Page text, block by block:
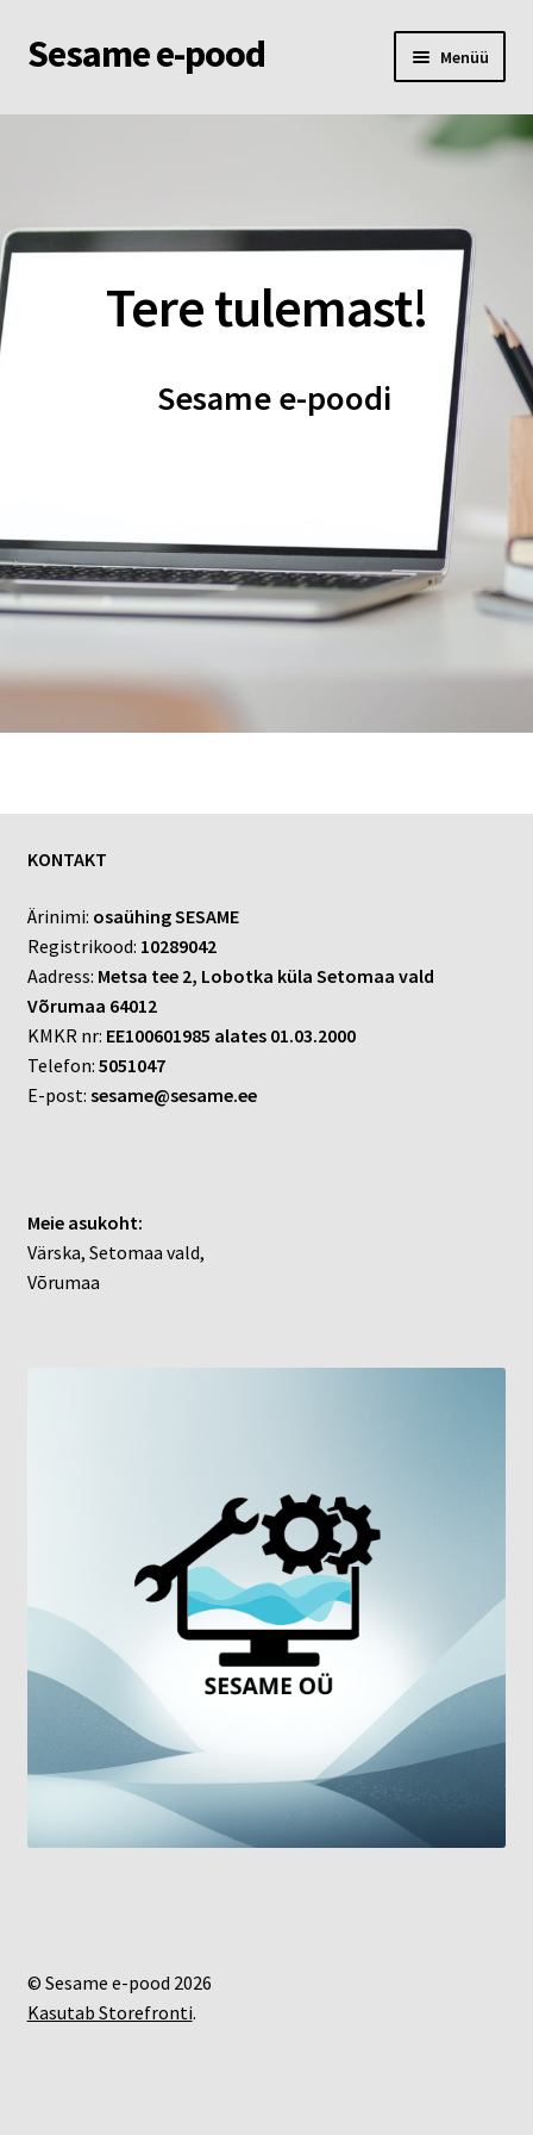
Liigu
navigeerimisele
Liigu
sisu
Sesame e-pood Menüü
Esileht
Ostukorv
Minu kontoTere tulemast!
Sesame e-poodi
KONTAKT
Ärinimi: osaühing SESAME
Registrikood: 10289042
Aadress: Metsa tee 2, Lobotka küla Setomaa vald
Võrumaa 64012
KMKR nr: EE100601985 alates 01.03.2000
Telefon: 5051047
E-post: sesame@sesame.ee
Meie asukoht:
Värska, Setomaa vald,
Võrumaa
© Sesame e-pood 2026
Kasutab Storefronti.